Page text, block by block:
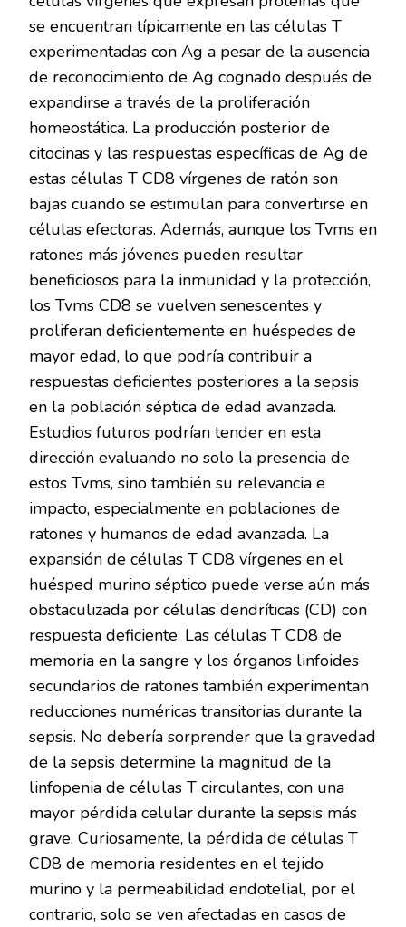
se encuentran típicamente en las células T
experimentadas con Ag a pesar de la ausencia
de reconocimiento de Ag cognado después de
expandirse a través de la proliferación
homeostática. La producción posterior de
citocinas y las respuestas específicas de Ag de
estas células T CD8 vírgenes de ratón son
bajas cuando se estimulan para convertirse en
células efectoras. Además, aunque los Tvms en
ratones más jóvenes pueden resultar
beneficiosos para la inmunidad y la protección,
los Tvms CD8 se vuelven senescentes y
proliferan deficientemente en huéspedes de
mayor edad, lo que podría contribuir a
respuestas deficientes posteriores a la sepsis
en la población séptica de edad avanzada.
Estudios futuros podrían tender en esta
dirección evaluando no solo la presencia de
estos Tvms, sino también su relevancia e
impacto, especialmente en poblaciones de
ratones y humanos de edad avanzada. La
expansión de células T CD8 vírgenes en el
huésped murino séptico puede verse aún más
obstaculizada por células dendríticas (CD) con
respuesta deficiente. Las células T CD8 de
memoria en la sangre y los órganos linfoides
secundarios de ratones también experimentan
reducciones numéricas transitorias durante la
sepsis. No debería sorprender que la gravedad
de la sepsis determine la magnitud de la
linfopenia de células T circulantes, con una
mayor pérdida celular durante la sepsis más
grave. Curiosamente, la pérdida de células T
CD8 de memoria residentes en el tejido
murino y la permeabilidad endotelial, por el
contrario, solo se ven afectadas en casos de